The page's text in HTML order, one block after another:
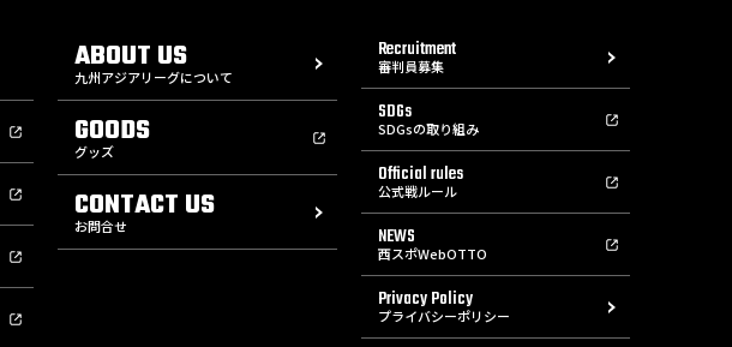
ABOUT US
九州アジアリーグについて
GOODS
グッズ
CONTACT US
お問合せ
Recruitment
審判員募集
SDGs
SDGsの取り組み
Official rules
公式戦ルール
NEWS
西スポWebOTTO
Privacy Policy
プライバシーポリシー